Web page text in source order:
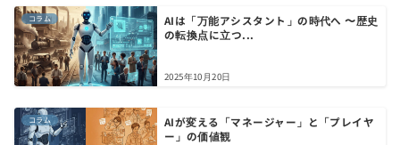
コラム
AIは「万能アシスタント」の時代へ 〜歴史
の転換点に立つ...
2025年10月20日
コラム
AIが変える「マネージャー」と「プレイヤ
ー」の価値観